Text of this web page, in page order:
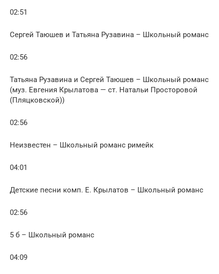
02:51
Сергей Таюшев и Татьяна Рузавина – Школьный романс
02:56
Татьяна Рузавина и Сергей Таюшев – Школьный романс
(муз. Евгения Крылатова — ст. Натальи Просторовой
(Пляцковской))
02:56
Неизвестен – Школьный романс римейк
04:01
Детские песни комп. Е. Крылатов – Школьный романс
02:56
5 б – Школьный романс
04:09